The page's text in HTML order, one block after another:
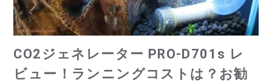
CO2ジェネレーター PRO-D701s レ
ビュー！ランニングコストは？お勧